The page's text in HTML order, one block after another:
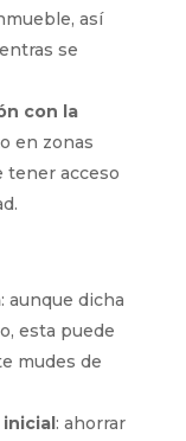
así
se
con la
en zonas
tener acceso
: aunque dicha
esta puede
mudes de
: ahorrar